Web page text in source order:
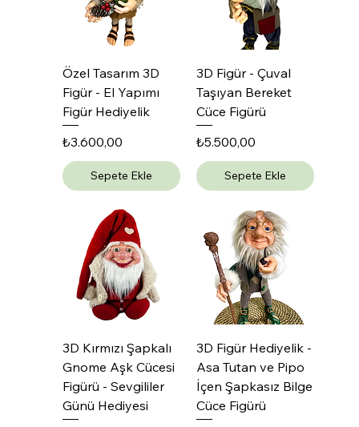
Özel Tasarım 3D
Figür - El Yapımı
Figür Hediyelik
Fiyat
₺3.600,00
Sepete Ekle
3D Figür - Çuval
Taşıyan Bereket
Cüce Figürü
Fiyat
₺5.500,00
Sepete Ekle
3D Kırmızı Şapkalı
Gnome Aşk Cücesi
Figürü - Sevgililer
Günü Hediyesi
3D Figür Hediyelik -
Asa Tutan ve Pipo
İçen Şapkasız Bilge
Cüce Figürü